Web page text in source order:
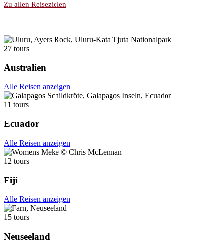
Zu allen Reisezielen
27 tours
Australien
Alle Reisen anzeigen
11 tours
Ecuador
Alle Reisen anzeigen
12 tours
Fiji
Alle Reisen anzeigen
15 tours
Neuseeland